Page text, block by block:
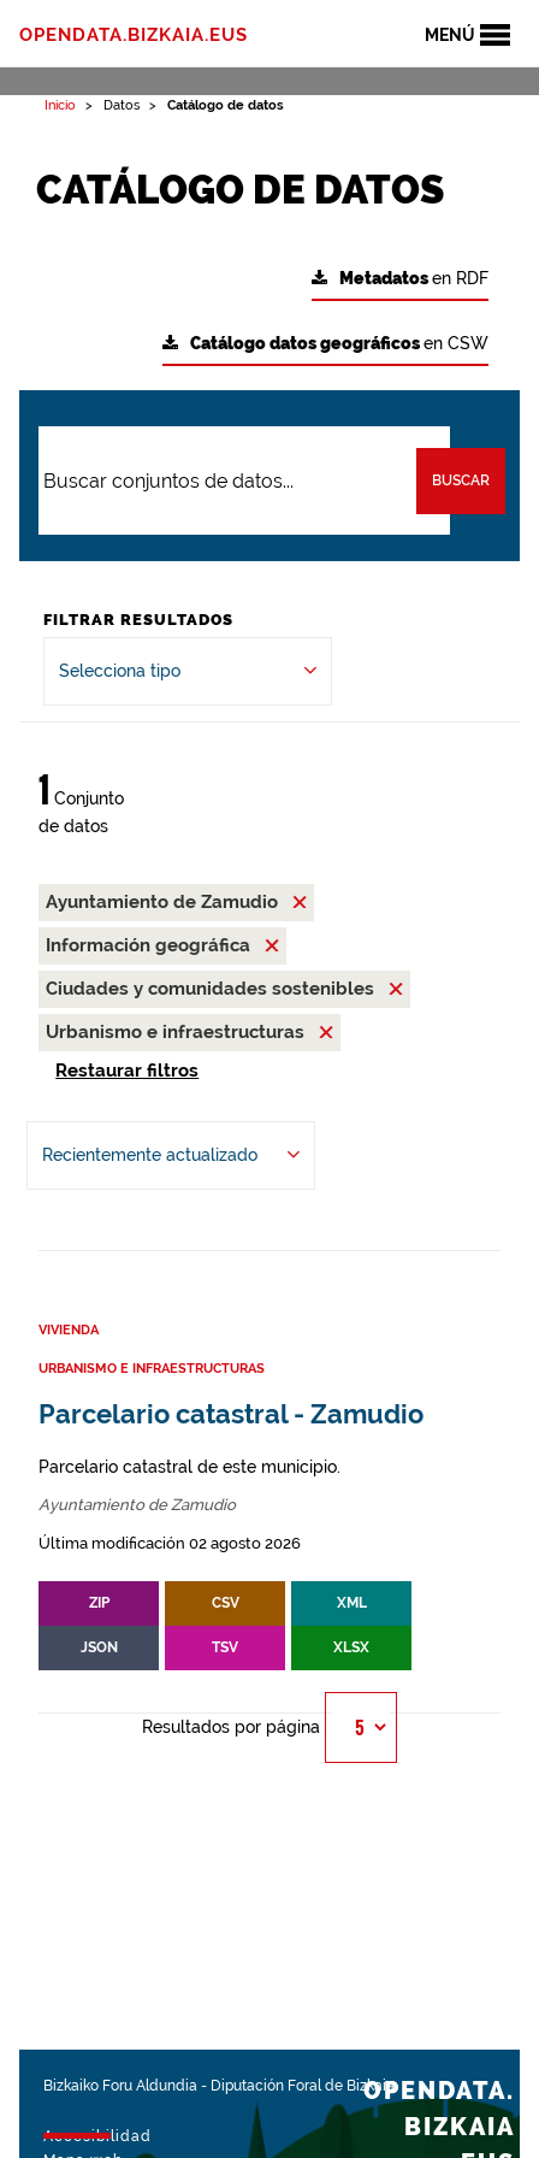
MENÚ
OPENDATA.BIZKAIA.EUS
Inicio Datos Catálogo de datos
CATÁLOGO DE DATOS
Metadatosen RDF
Catálogo datos geográficosen CSW
BUSCAR
FILTRAR RESULTADOS
Selecciona tipo
1 Conjunto
de datos
Ayuntamiento de Zamudio
Información geográfica
Ciudades y comunidades sostenibles
Urbanismo e infraestructuras
Restaurar filtros
Recientemente actualizado
VIVIENDA
URBANISMO E INFRAESTRUCTURAS
Parcelario catastral - Zamudio
Parcelario catastral de este municipio.
Ayuntamiento de Zamudio
Última modificación 02 agosto 2026
ZIP CSV XML
JSON TSV XLSX
Resultados por página
Bizkaiko Foru Aldundia - Diputación Foral de Bizkaia
Accesibilidad
OPENDATA.
BIZKAIA